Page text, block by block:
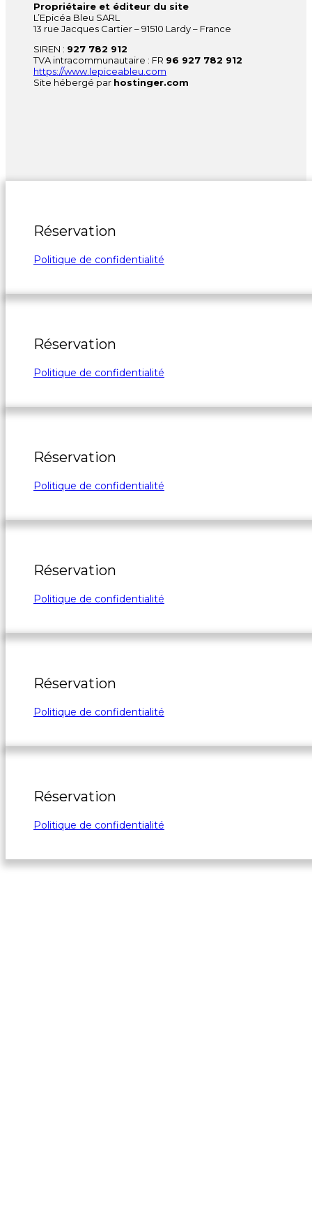
Propriétaire et éditeur du site
L’Epicéa Bleu SARL
13 rue Jacques Cartier – 91510 Lardy – France
SIREN : 927 782 912
TVA intracommunautaire : FR 96 927 782 912
https://www.lepiceableu.com
Site hébergé par hostinger.com
Réservation
Politique de confidentialité
Réservation
Politique de confidentialité
Réservation
Politique de confidentialité
Réservation
Politique de confidentialité
Réservation
Politique de confidentialité
Réservation
Politique de confidentialité